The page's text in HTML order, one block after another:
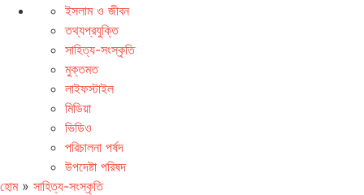
ইসলাম ও জীবন
তথ্যপ্রযুক্তি
সাহিত্য-সংস্কৃতি
মুক্তমত
লাইফস্টাইল
মিডিয়া
ভিডিও
পরিচালনা পর্ষদ
উপদেষ্টা পরিষদ
হোম» সাহিত্য-সংস্কৃতি